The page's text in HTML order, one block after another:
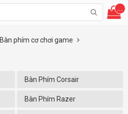
...
Bàn phím cơ chơi game
Bàn Phím Corsair
Bàn Phím Razer